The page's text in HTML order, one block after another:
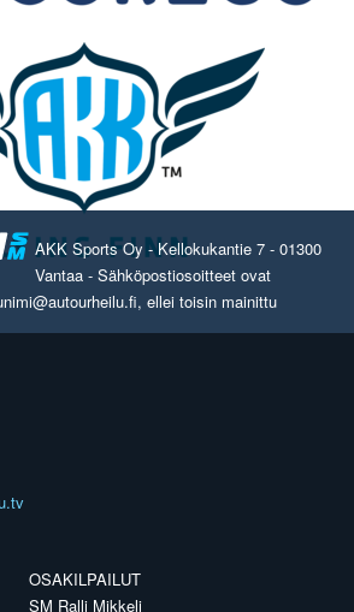
AKK Sports Oy - Kellokukantie 7 - 01300
Vantaa - Sähköpostiosoitteet ovat
ellei toisin mainittu
OSAKILPAILUT
SM Ralli Mikkeli